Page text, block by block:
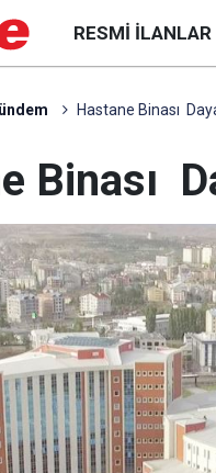
RESMI İLANLAR
Hastane Binası
Binası